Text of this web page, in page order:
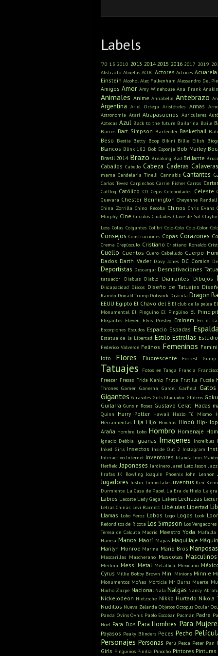
Labels
'70 13 2010 2013 2014 2015 2016 2017 2019
Abstracto Abuelas ACDC Actores Actrices Acuarela
Einstein Alcohol Alec Falkenham Alessandro Del
Amigos Amor Amy Winehouse Ana Frank
Animales Anime Annabelle Antebrazo
Argentina Ariel Ortega Aristóteles Armas
Astronomía Atari Atrapasueños Auriculares
Aztecas Azul Back to the future Bailarina Baile
Barcos Bart Simpson Bartender Basketball
Beso Bestia Betty Boop Bikini Billie Eilish
Blancos Blink 182 Bob Esponja Bob Marley
Brasil 2014 Brazo Breaking Bad Brillante
Caballos Cabello Cabeza Caderas Calaveras
mama Candelaria Tinelli Cannabis Cantantes
Carlos Tevez Carpinchos Carrie Fisher Carros
CatDog Católico CD Cejas Celebridades Celeste
Guevara Chester Bennington Cheyenne Randall
China Zorrilla Chino Recoba Chinos Chris Evans
Murphy Cine Circulos Ciudades Clave de Sol
Less Colas Colgantes Colibrí Colo-Colo Colo-Color
Consejos Construcciones Copas Corazones
Crema Crepúsculo Cristiano Cristiano Ronaldo
Cuello Cuentos Cuero Cabelludo Cuerpo
Dados Darth Vader Davy Jones DC Comics
Deportistas Descargar Desmotivaciones
tatuador
Diablas Diablo Diamantes Dibujos
Discapacidad Discos Diseño de Tatuajes
Ramón Donald Trump Dotwork Drácula Dragon
EEUU Egipto El Chavo del 8 El club de la pelea
Monumental El Pinguino El Pingüino El
Elegantes Eleven Elvis Presley Eminem En el
Escorpiones Escudos Espacio Espadas
Estatua de la Libertad Estilo Estrellas
Federico Valverde Felinos Femeninos
loto
Flores Fluorescente Forrest Gump
Tatuajes
Fotos en Tanga Francia Francisco
Freezer Fresas Frida Kahlo Fruta Frutilla Fucsia
Thrones Gamer Ganesha Gardel Garfield Gatos
Gigantes Girasoles Girls Gladiador Glúteos Goku
Guitarra Guns n Roses Gustavo Cerati Hadas
Quinn
Harry Potter Hawaii Hazlo Tú Mismo
Herramientas Hija Hijo Hinchas Hindú Hip-Hop
Araña Hombre Lobo Hombro Homenaje
Ignacio Debbia Iguanas Imagenes Increíbles
Inked Girls Insectos Inside Out 2 Instagram
Interactivo Internet Inventores Irlanda Iron
Hetfield Japoneses Jardinero Jared Leto Jason Jazz
Jirafas JK Rowling Joaquin Phoenix John Lennon
Jugadores Justin Timberlake Juventus Ken
Durmiente La Casa de Papel La Era de Hielo La
Labios Lacoste Lady Gaga Lakers Lechuzas
Letras Chinas Levi Barnett Libélulas Libertad
Llamas Lobo Feroz Lobos Logo Logos Look
Redonditos de Ricota Los Simpson Los Vengadores
Teresa de Calcuta Madrid Maestro Yoda Mafalda
Hamsa Manos Maorí Mapas Maquillaje
Marilyn Monroe Marina Mario Bros Mariposas
Mascarillas Mascherano Mascotas Masculinos
Merlina Messi Metal Metallica Mexicano
Cyrus Millie Bobby Brown Mini Minions Minnie
Monumentos Moñas Morticia Mr Burns Muerte
Nacho Zazpe Nacional Nala Nalgas Nancy
Nickelodeon Nietzsche Nikko Hurtado Nikola
Nudillos Nueva Zelanda Objetos Octopus Ocular
Panda Ovins Ovnis Pablo Escobar Pacman Padre
Noel Para Dos Para Hombres Para
Payasos Peaky Blinders Peces Pecho
Personajes Personas Perú Pesca Peter Pan
Girls Pinguinos Pinilla Pinocho Pintores Pinturas